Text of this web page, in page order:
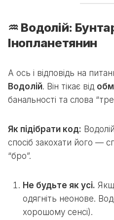
♒ Водолій:
Інопланетянин
А ось і відповідь на
Водолій. Він тікає від
банальності та слова
Як підібрати код:
спосіб закохати його —
“бро”.
Не будьте як усі.
одягніть неонове.
хорошому сенсі).